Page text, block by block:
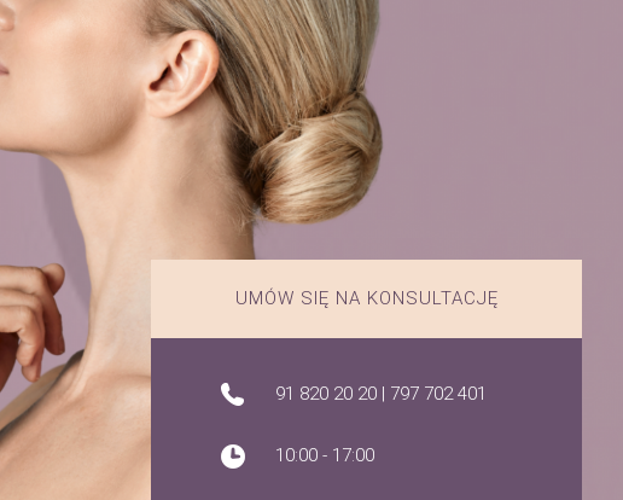
UMÓW SIĘ NA KONSULTACJĘ
91 820 20 20 | 797 702 401
10:00 - 17:00